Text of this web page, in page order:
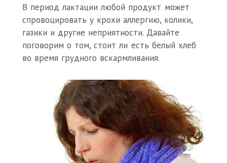
В период лактации любой продукт может
спровоцировать у крохи аллергию, колики,
газики и другие неприятности. Давайте
поговорим о том, стоит ли есть белый хлеб
во время грудного вскармливания.